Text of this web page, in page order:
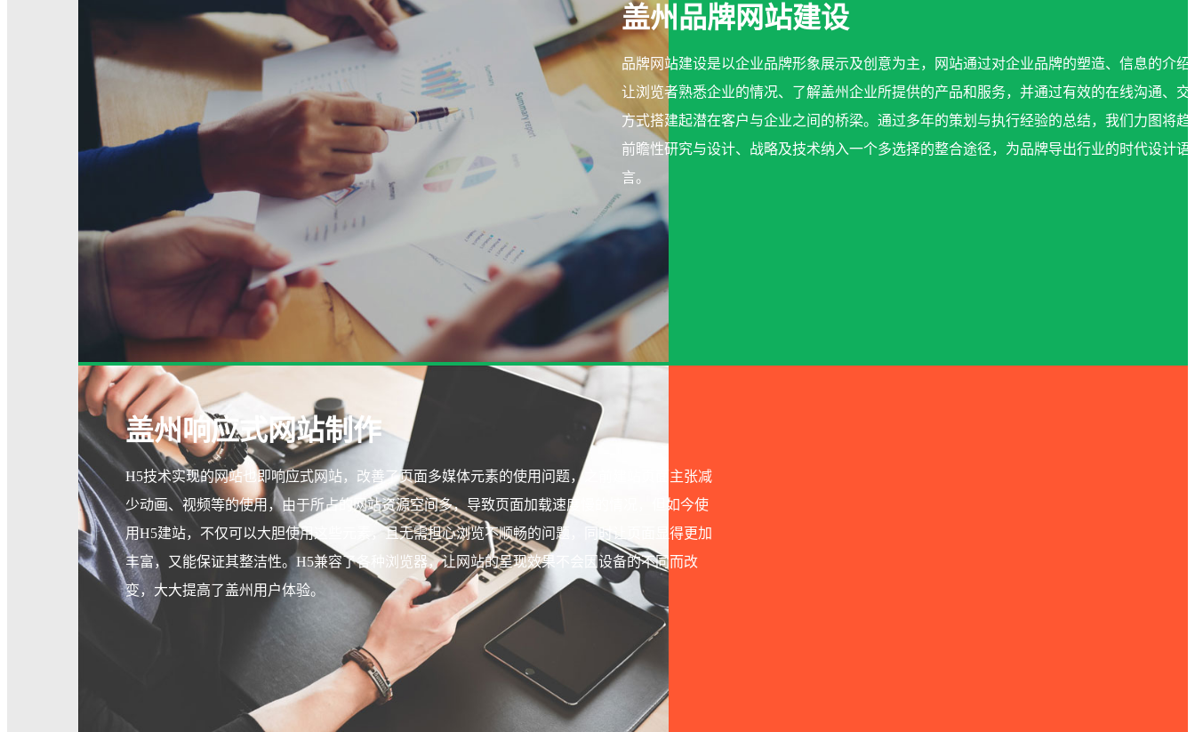
盖州品牌网站建设
品牌网站建设是以企业品牌形象展示及创意为主，网站通过对企业品牌的塑造、信息的介绍
让浏览者熟悉企业的情况、了解盖州企业所提供的产品和服务，并通过有效的在线沟通、交
方式搭建起潜在客户与企业之间的桥梁。通过多年的策划与执行经验的总结，我们力图将趋
前瞻性研究与设计、战略及技术纳入一个多选择的整合途径，为品牌导出行业的时代设计语
言。
盖州响应式网站制作
H5技术实现的网站也即响应式网站，改善了页面多媒体元素的使用问题，之前建站页面主张减
少动画、视频等的使用，由于所占的网站资源空间多，导致页面加载速度慢的情况，但如今使
用H5建站，不仅可以大胆使用这些元素，且无需担心浏览不顺畅的问题，同时让页面显得更加
丰富，又能保证其整洁性。H5兼容了各种浏览器，让网站的呈现效果不会因设备的不同而改
变，大大提高了盖州用户体验。